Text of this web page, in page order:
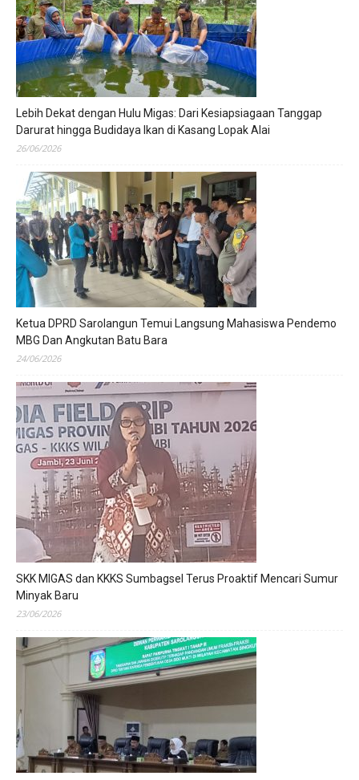
Lebih Dekat dengan Hulu Migas: Dari Kesiapsiagaan Tanggap
Darurat hingga Budidaya Ikan di Kasang Lopak Alai
26/06/2026
Ketua DPRD Sarolangun Temui Langsung Mahasiswa Pendemo
MBG Dan Angkutan Batu Bara
24/06/2026
SKK MIGAS dan KKKS Sumbagsel Terus Proaktif Mencari Sumur
Minyak Baru
23/06/2026